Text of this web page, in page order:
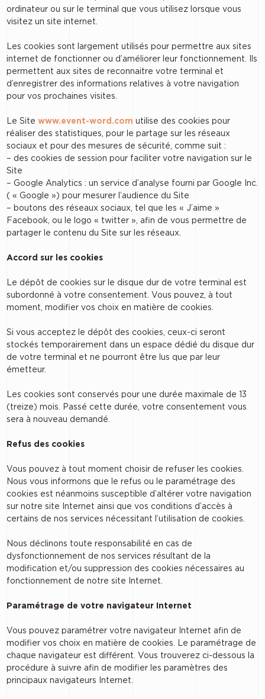
ordinateur ou sur le terminal que vous utilisez lorsque vous
visitez un site internet.
Les cookies sont largement utilisés pour permettre aux sites
internet de fonctionner ou d’améliorer leur fonctionnement. Ils
permettent aux sites de reconnaitre votre terminal et
d’enregistrer des informations relatives à votre navigation
pour vos prochaines visites.
Le Site www.event-word.com utilise des cookies pour
réaliser des statistiques, pour le partage sur les réseaux
sociaux et pour des mesures de sécurité, comme suit :
– des cookies de session pour faciliter votre navigation sur le
Site
– Google Analytics : un service d’analyse fourni par Google Inc.
( « Google ») pour mesurer l’audience du Site
– boutons des réseaux sociaux, tel que les « J’aime »
Facebook, ou le logo « twitter », afin de vous permettre de
partager le contenu du Site sur les réseaux.
Accord sur les cookies
Le dépôt de cookies sur le disque dur de votre terminal est
subordonné à votre consentement. Vous pouvez, à tout
moment, modifier vos choix en matière de cookies.
Si vous acceptez le dépôt des cookies, ceux-ci seront
stockés temporairement dans un espace dédié du disque dur
de votre terminal et ne pourront être lus que par leur
émetteur.
Les cookies sont conservés pour une durée maximale de 13
(treize) mois. Passé cette durée, votre consentement vous
sera à nouveau demandé.
Refus des cookies
Vous pouvez à tout moment choisir de refuser les cookies.
Nous vous informons que le refus ou le paramétrage des
cookies est néanmoins susceptible d’altérer votre navigation
sur notre site Internet ainsi que vos conditions d’accès à
certains de nos services nécessitant l’utilisation de cookies.
Nous déclinons toute responsabilité en cas de
dysfonctionnement de nos services résultant de la
modification et/ou suppression des cookies nécessaires au
fonctionnement de notre site Internet.
Paramétrage de votre navigateur Internet
Vous pouvez paramétrer votre navigateur Internet afin de
modifier vos choix en matière de cookies. Le paramétrage de
chaque navigateur est différent. Vous trouverez ci-dessous la
procédure à suivre afin de modifier les paramètres des
principaux navigateurs Internet.